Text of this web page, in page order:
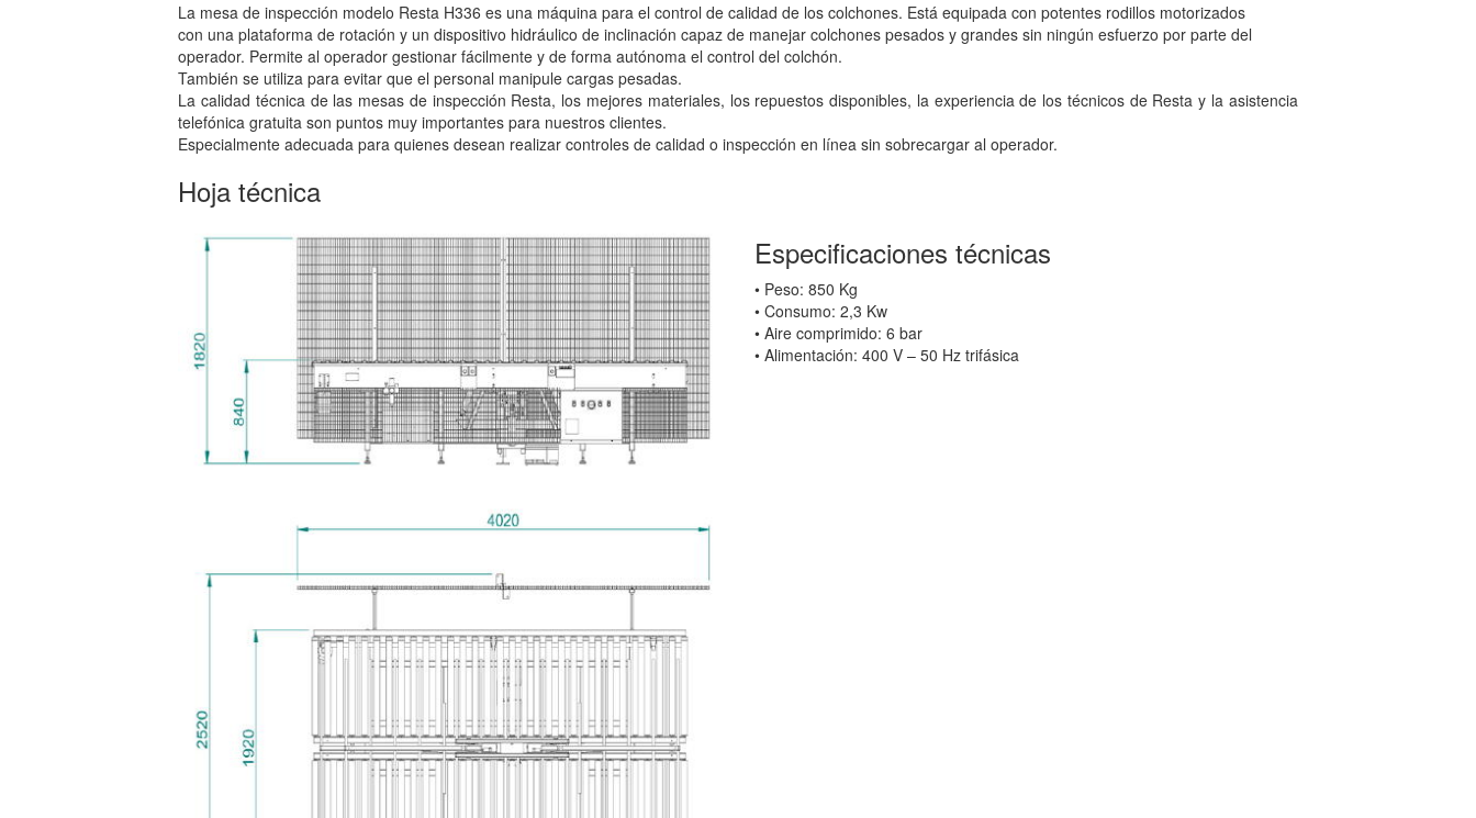
La mesa de inspección modelo Resta H336 es una máquina para el control de calidad de los colchones. Está equipada con potentes rodillos motorizados
con una plataforma de rotación y un dispositivo hidráulico de inclinación capaz de manejar colchones pesados y grandes sin ningún esfuerzo por parte del
operador. Permite al operador gestionar fácilmente y de forma autónoma el control del colchón.
También se utiliza para evitar que el personal manipule cargas pesadas.
La calidad técnica de las mesas de inspección Resta, los mejores materiales, los repuestos disponibles, la experiencia de los técnicos de Resta y la asistencia
telefónica gratuita son puntos muy importantes para nuestros clientes.
Especialmente adecuada para quienes desean realizar controles de calidad o inspección en línea sin sobrecargar al operador.
Hoja técnica
Especificaciones técnicas
• Peso: 850 Kg
• Consumo: 2,3 Kw
• Aire comprimido: 6 bar
• Alimentación: 400 V – 50 Hz trifásica